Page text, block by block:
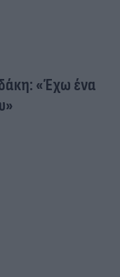
«Έχω ένα